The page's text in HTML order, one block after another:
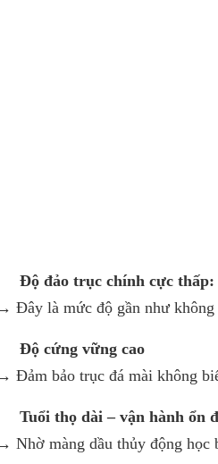
Độ đảo trục chính cực thấp:
Đây là mức độ gần như không
Độ cứng vững cao
Đảm bảo trục đá mài không
Tuổi thọ dài – vận hành ổn
Nhờ màng dầu thủy động học